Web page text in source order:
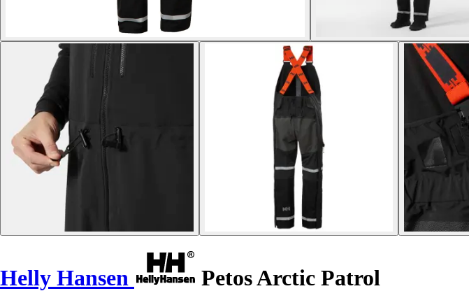
Helly Hansen Petos Arctic Patrol